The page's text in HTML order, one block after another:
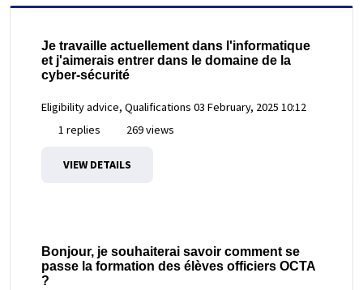
Je travaille actuellement dans l'informatique
et j'aimerais entrer dans le domaine de la
cyber-sécurité
Eligibility advice, Qualifications 03 February, 2025 10:12
1 replies
269 views
VIEW DETAILS
Bonjour, je souhaiterai savoir comment se
passe la formation des élèves officiers OCTA
?